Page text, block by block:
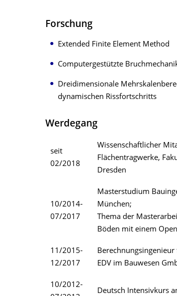
Forschung
Extended Finite Element Method
Computergestützte
Dreidimensionale
dynamischen Rissfortschritts
Werdegang
seit
02/2018
Wissenschaftlicher
Flächentragwerke,
Dresden
10/2014-
07/2017
Masterstudium
München;
Thema der
Böden mit einem
11/2015-
12/2017
EDV im Bauwesen
10/2012-
Deutsch Intensivkurs